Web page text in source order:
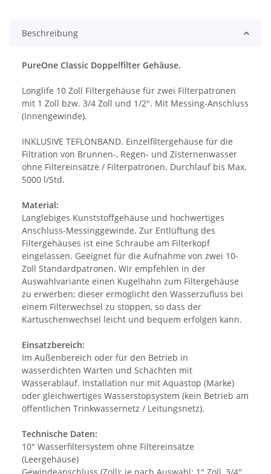
Beschreibung
PureOne Classic Doppelfilter Gehäuse.
Longlife 10 Zoll Filtergehäuse für zwei Filterpatronen
mit 1 Zoll bzw. 3/4 Zoll und 1/2". Mit Messing-Anschluss
(Innengewinde).
INKLUSIVE TEFLONBAND. Einzelfiltergehäuse für die
Filtration von Brunnen-, Regen- und Zisternenwasser
ohne Filtereinsätze / Filterpatronen. Durchlauf bis Max.
5000 l/Std.
Material:
Langlebiges Kunststoffgehäuse und hochwertiges
Anschluss-Messinggewinde. Zur Entlüftung des
Filtergehäuses ist eine Schraube am Filterkopf
eingelassen. Geeignet für die Aufnahme von zwei 10-
Zoll Standardpatronen. Wir empfehlen in der
Auswahlvariante einen Kugelhahn zum Filtergehäuse
zu erwerben; dieser ermöglicht den Wasserzufluss bei
einem Filterwechsel zu stoppen, so dass der
Kartuschenwechsel leicht und bequem erfolgen kann.
Einsatzbereich:
Im Außenbereich oder für den Betrieb in
wasserdichten Warten und Schächten mit
Wasserablauf. Installation nur mit Aquastop (Marke)
oder gleichwertiges Wasserstopsystem (kein Betrieb am
öffentlichen Trinkwassernetz / Leitungsnetz).
Technische Daten:
10" Wasserfiltersystem ohne Filtereinsätze
(Leergehäuse)